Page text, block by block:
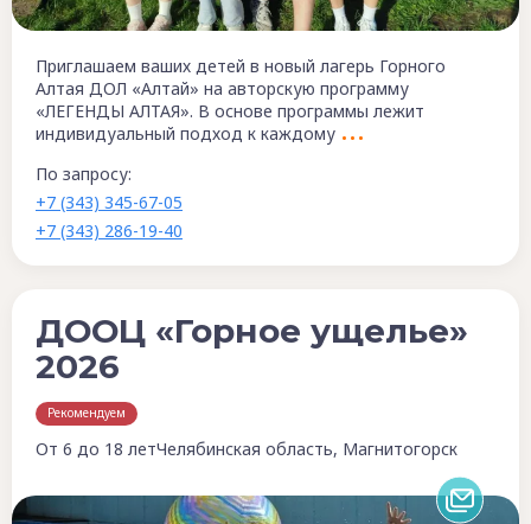
Приглашаем ваших детей в новый лагерь Горного
Алтая ДОЛ «Алтай» на авторскую программу
«ЛЕГЕНДЫ АЛТАЯ». В основе программы лежит
индивидуальный подход к каждому
По запросу:
+7 (343) 345-67-05
+7 (343) 286-19-40
ДООЦ «Горное ущелье»
2026
Рекомендуем
От 6 до 18 летЧелябинская область, Магнитогорск